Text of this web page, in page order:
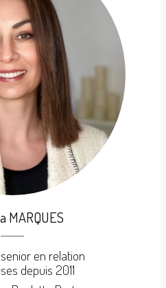
MARQUES
en relation
depuis 2011